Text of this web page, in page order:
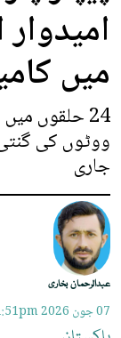
میں
24 حلقوں
ووٹوں کی
جاری
عبدالرحمان بخاری
07 جون 2026